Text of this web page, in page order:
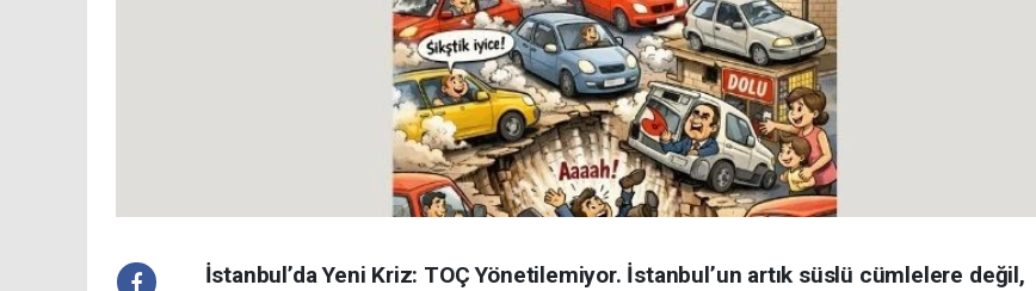
İstanbul’da Yeni Kriz: TOÇ Yönetilemiyor. İstanbul’un artık süslü cümlelere değil,